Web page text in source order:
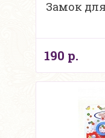
Замок
190 р.